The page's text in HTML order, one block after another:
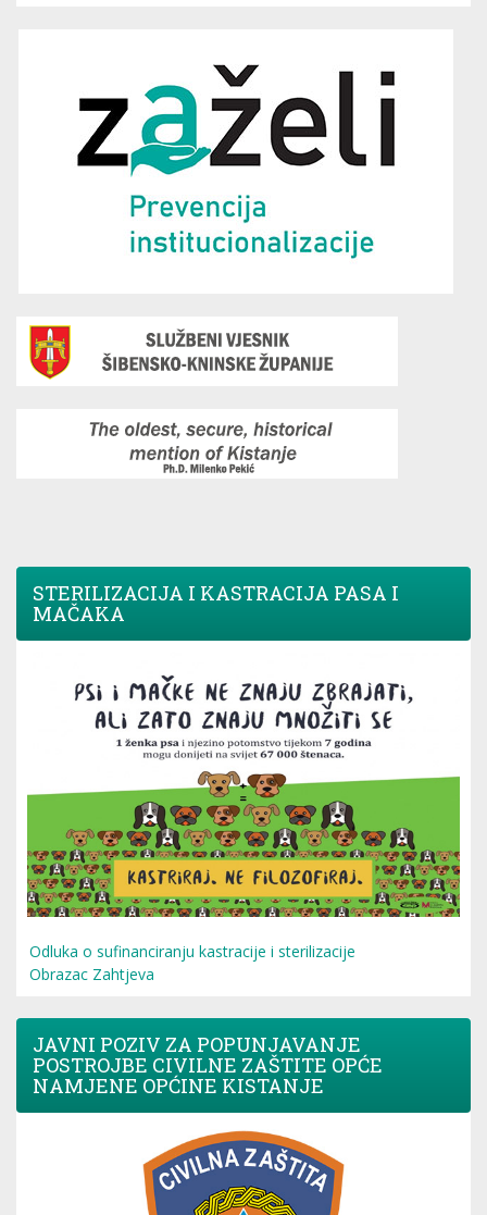
STERILIZACIJA I KASTRACIJA PASA I
MAČAKA
Odluka o sufinanciranju kastracije i sterilizacije
Obrazac Zahtjeva
JAVNI POZIV ZA POPUNJAVANJE
POSTROJBE CIVILNE ZAŠTITE OPĆE
NAMJENE OPĆINE KISTANJE